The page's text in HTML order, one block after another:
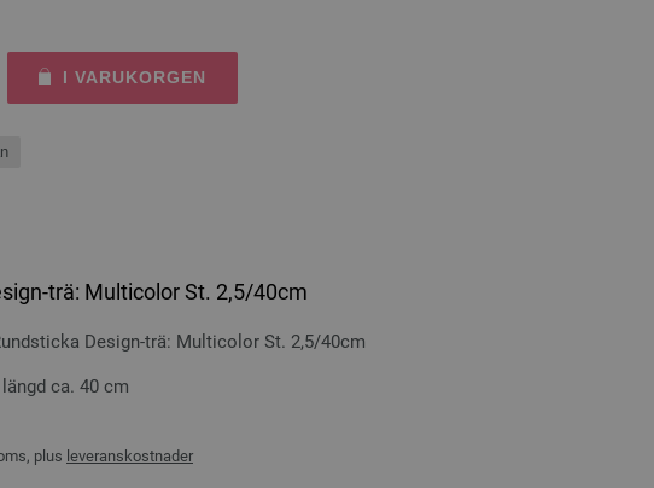
I VARUKORGEN
trä: Multicolor St. 2,5/40cm
Design-trä: Multicolor St. 2,5/40cm
ca. 40 cm
plus leveranskostnader